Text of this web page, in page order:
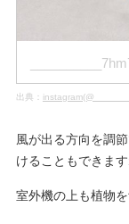
出典：
風が出る方向を調
けることもできます
室外機の上も植物